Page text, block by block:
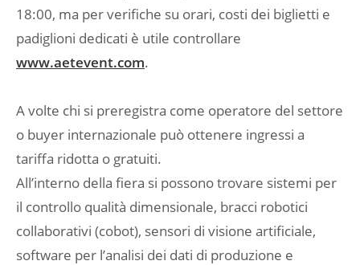
18:00, ma per verifiche su orari, costi dei biglietti e
padiglioni dedicati è utile controllare
www.aetevent.com.
A volte chi si preregistra come operatore del settore
o buyer internazionale può ottenere ingressi a
tariffa ridotta o gratuiti.
All’interno della fiera si possono trovare sistemi per
il controllo qualità dimensionale, bracci robotici
collaborativi (cobot), sensori di visione artificiale,
software per l’analisi dei dati di produzione e